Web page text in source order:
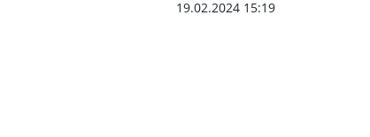
19.02.2024 15:19